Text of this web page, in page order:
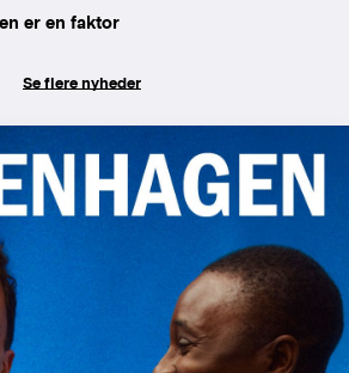
er en faktor
Se flere nyheder